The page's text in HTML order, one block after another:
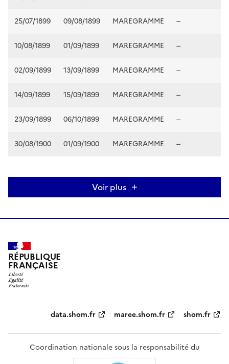
25/07/1899 09/08/1899 MAREGRAMME --
10/08/1899 01/09/1899 MAREGRAMME --
02/09/1899 13/09/1899 MAREGRAMME --
14/09/1899 15/09/1899 MAREGRAMME --
23/09/1899 06/10/1899 MAREGRAMME --
30/08/1900 01/09/1900 MAREGRAMME --
Voir plus
RÉPUBLIQUE
FRANÇAISE
Partenaires
data.shom.fr maree.shom.fr shom.fr
Coordination nationale sous la responsabilité du